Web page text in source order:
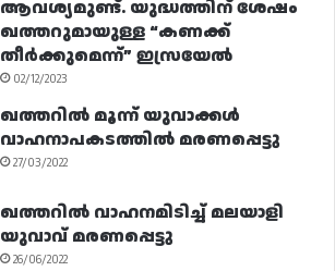
ആവശ്യമുണ്ട്. യുദ്ധത്തിന് ശേഷം
ഖത്തറുമായുള്ള “കണക്ക്
തീർക്കുമെന്ന്” ഇസ്രയേൽ
02/12/2023
ഖത്തറിൽ മൂന്ന് യുവാക്കൾ
വാഹനാപകടത്തിൽ മരണപ്പെട്ടു
27/03/2022
ഖത്തറിൽ വാഹനമിടിച്ച് മലയാളി
യുവാവ് മരണപ്പെട്ടു
26/06/2022